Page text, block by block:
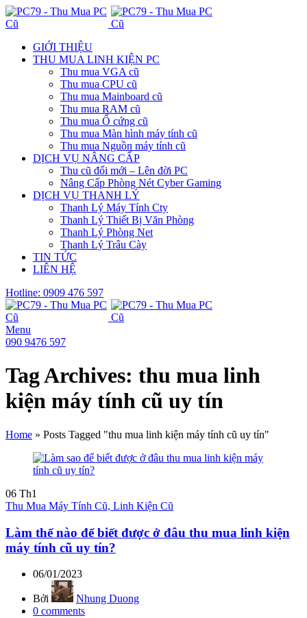
GIỚI THIỆU
THU MUA LINH KIỆN PC
Thu mua VGA cũ
Thu mua CPU cũ
Thu mua Mainboard cũ
Thu mua RAM cũ
Thu mua Ổ cứng cũ
Thu mua Màn hình máy tính cũ
Thu mua Nguồn máy tính cũ
DỊCH VỤ NÂNG CẤP
Thu cũ đổi mới – Lên đời PC
Nâng Cấp Phòng Nét Cyber Gaming
DỊCH VỤ THANH LÝ
Thanh Lý Máy Tính Cty
Thanh Lý Thiết Bị Văn Phòng
Thanh Lý Phòng Net
Thanh Lý Trâu Cày
TIN TỨC
LIÊN HỆ
Hotline: 0909 476 597
Menu
090 9476 597
Tag Archives: thu mua linh
kiện máy tính cũ uy tín
Home » Posts Tagged "thu mua linh kiện máy tính cũ uy tín"
06 Th1
Thu Mua Máy Tính Cũ, Linh Kiện Cũ
Làm thế nào để biết được ở đâu thu mua linh kiện
máy tính cũ uy tín?
06/01/2023
Bởi
Nhung Duong
0 comments